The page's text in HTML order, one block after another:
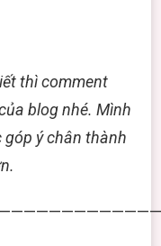
thì comment
blog nhé. Mình
ý chân thành